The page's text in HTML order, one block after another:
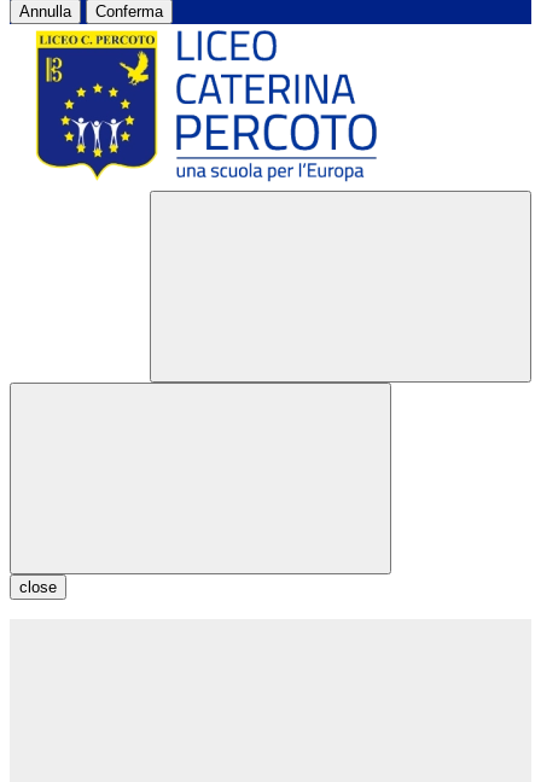
Annulla Conferma
close